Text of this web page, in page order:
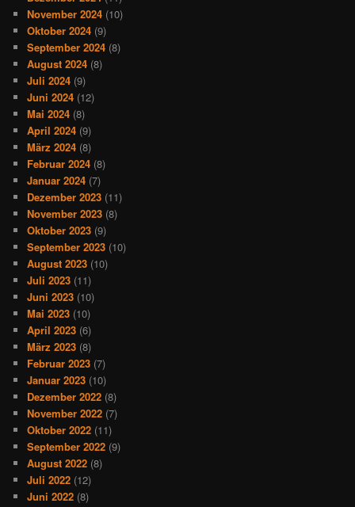
November 2024 (10)
Oktober 2024 (9)
September 2024 (8)
August 2024 (8)
Juli 2024 (9)
Juni 2024 (12)
Mai 2024 (8)
April 2024 (9)
März 2024 (8)
Februar 2024 (8)
Januar 2024 (7)
Dezember 2023 (11)
November 2023 (8)
Oktober 2023 (9)
September 2023 (10)
August 2023 (10)
Juli 2023 (11)
Juni 2023 (10)
Mai 2023 (10)
April 2023 (6)
März 2023 (8)
Februar 2023 (7)
Januar 2023 (10)
Dezember 2022 (8)
November 2022 (7)
Oktober 2022 (11)
September 2022 (9)
August 2022 (8)
Juli 2022 (12)
Juni 2022 (8)